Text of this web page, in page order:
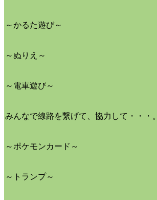
～かるた遊び～
～ぬりえ～
～電車遊び～
みんなで線路を繋げて、協力して・・・。
～ポケモンカード～
～トランプ～